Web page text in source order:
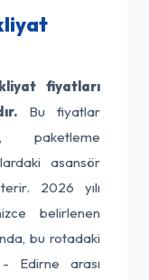
fiyatları
Bu fiyatlar
paketleme
asansör
2026 yılı
belirlenen
bu rotadaki
- Edirne arası